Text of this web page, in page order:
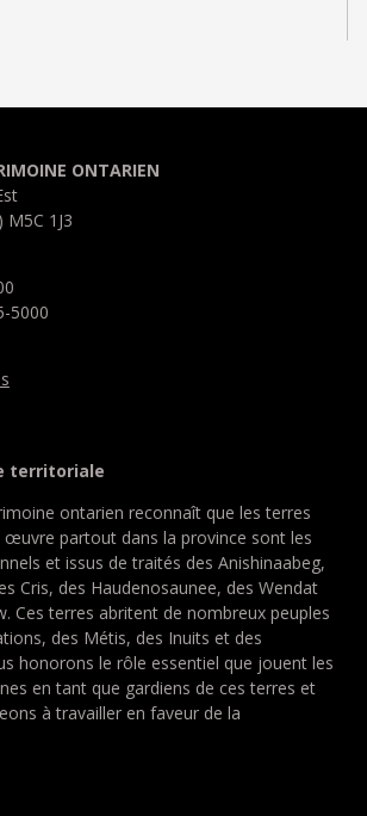
ONTARIEN
1J3
5000
territoriale
ontarien reconnaît que les terres
œuvre partout dans la province sont les
et issus de traités des Anishinaabeg,
Cris, des Haudenosaunee, des Wendat
Ces terres abritent de nombreux peuples
des Métis, des Inuits et des
honorons le rôle essentiel que jouent les
en tant que gardiens de ces terres et
à travailler en faveur de la